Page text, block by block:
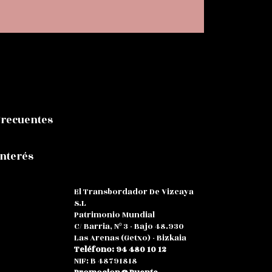
El Transbordador De Vizcaya
S.L
Patrimonio Mundial
C/ Barria, Nº 3 - Bajo 48.930
Las Arenas (Getxo) - Bizkaia
Teléfono: 94 480 10 12
NIF: B 48791818